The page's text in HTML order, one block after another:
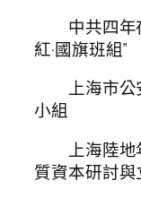
中共四年
紅·國旗班組”
上海市公
小組
上海陸地
質資本研討